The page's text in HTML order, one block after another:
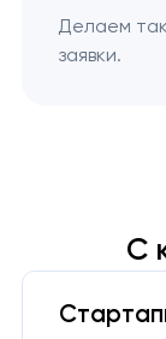
Делаем
заявки.
С